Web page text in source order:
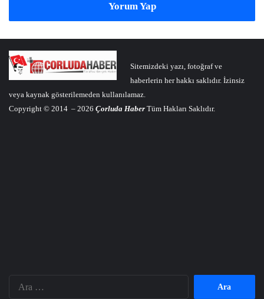
Yorum Yap
Sitemizdeki yazı, fotoğraf ve
haberlerin her hakkı saklıdır. İzinsiz
veya kaynak gösterilemeden kullanılamaz.
Copyright © 2014 – 2026 Çorluda Haber Tüm Hakları Saklıdır.